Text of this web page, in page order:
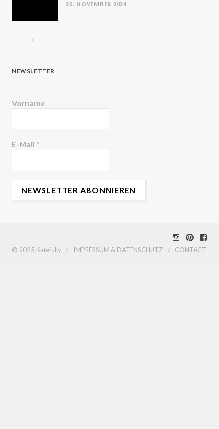
POSTED
25. NOVEMBER 2024
NEWSLETTER
Vorname
E-Mail *
Instagram
Pinterest
© 2025 Katefully IMPRESSUM & DATENSCHUTZ CONTACT